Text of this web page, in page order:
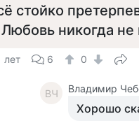
стойко
никогда не
лет 6 0
ВЧ Владимир
Хорошо